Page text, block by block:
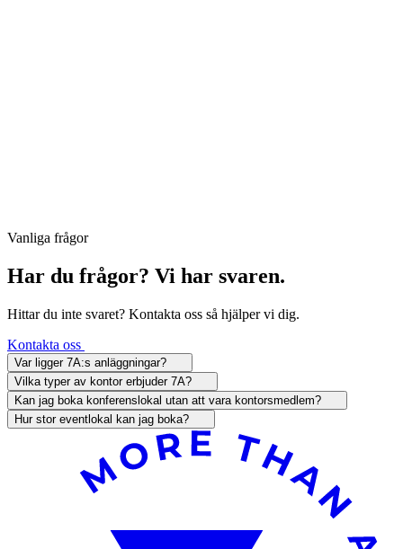
Vanliga frågor
Har du frågor? Vi har svaren.
Hittar du inte svaret? Kontakta oss så hjälper vi dig.
Kontakta oss
Var ligger 7A:s anläggningar?
Vilka typer av kontor erbjuder 7A?
Kan jag boka konferenslokal utan att vara kontorsmedlem?
Hur stor eventlokal kan jag boka?